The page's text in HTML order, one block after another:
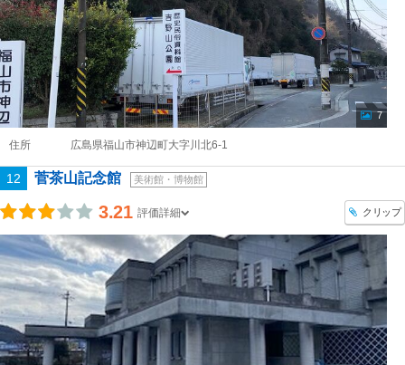
7
住所 広島県福山市神辺町大字川北6-1
12 菅茶山記念館 美術館・博物館
3.21 評価詳細 クリップ